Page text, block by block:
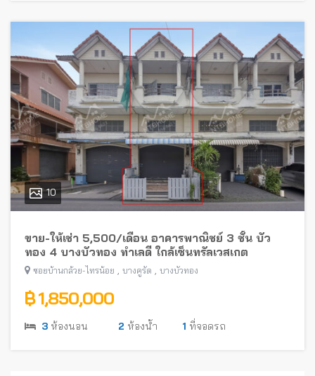
10
ขาย-ให้เช่า 5,500/เดือน อาคารพาณิชย์ 3 ชั้น บัว
ทอง 4 บางบัวทอง ทำเลดี ใกล้เซ็นทรัลเวสเกต
ซอยบ้านกล้วย-ไทรน้อย บางคูรัด บางบัวทอง
฿ 1,850,000
3 ห้องนอน 2 ห้องน้ำ 1 ที่จอดรถ